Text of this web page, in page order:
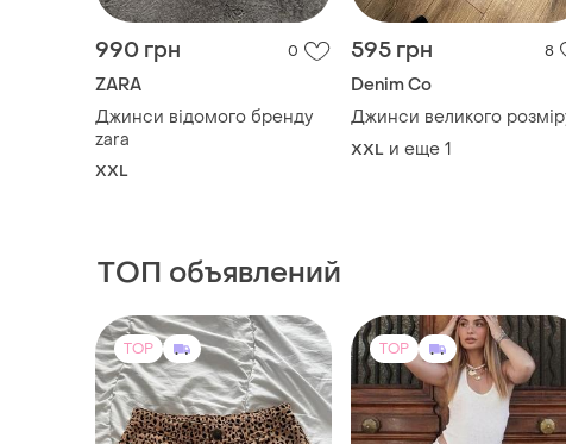
TOP
300 грн 6
350 грн -15%
Шорти жіночі c&a
ХS и еще 1
TOP
1200 грн 8
Bershka
Штаны алладины bershka
ХS